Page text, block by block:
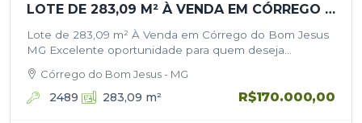
LOTE DE 283,09 M² À VENDA EM CÓRREGO DO BOM JESUS
Lote de 283,09 m² À Venda em Córrego do Bom Jesus
MG Excelente oportunidade para quem deseja
metros de frente…
Córrego do Bom Jesus - MG
2489 283,09 m² R$170.000,00